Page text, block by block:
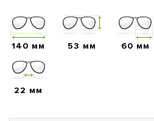
140 мм 53 мм 60 мм
22 мм